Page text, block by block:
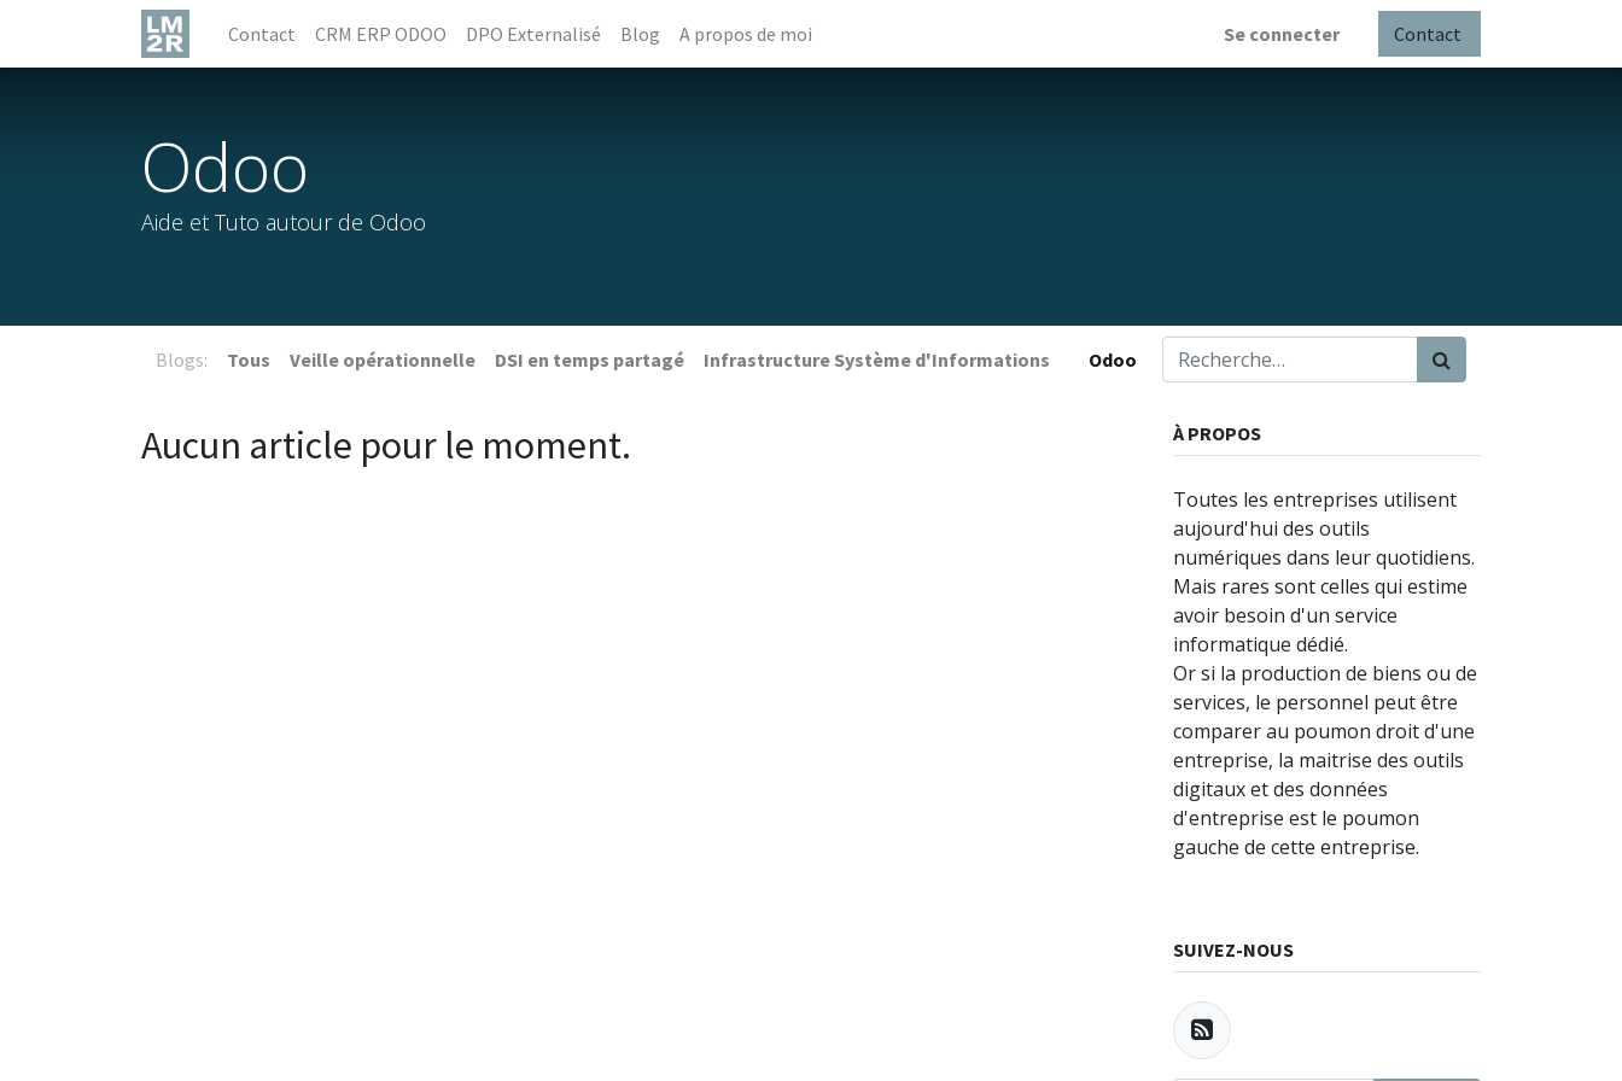
Contact CRM ERP ODOO DPO Externalisé Blog A propos de moi Se connecter Contact
Odoo
Aide et Tuto autour de Odoo
Blogs: Tous Veille opérationnelle DSI en temps partagé Infrastructure Système d'Informations Odoo
Aucun article pour le moment. À PROPOS
Toutes les entreprises utilisent
aujourd'hui des outils
numériques dans leur quotidiens.
Mais rares sont celles qui estime
avoir besoin d'un service
informatique dédié.
Or si la production de biens ou de
services, le personnel peut être
comparer au poumon droit d'une
entreprise, la maitrise des outils
digitaux et des données
d'entreprise est le poumon
gauche de cette entreprise.
SUIVEZ-NOUS